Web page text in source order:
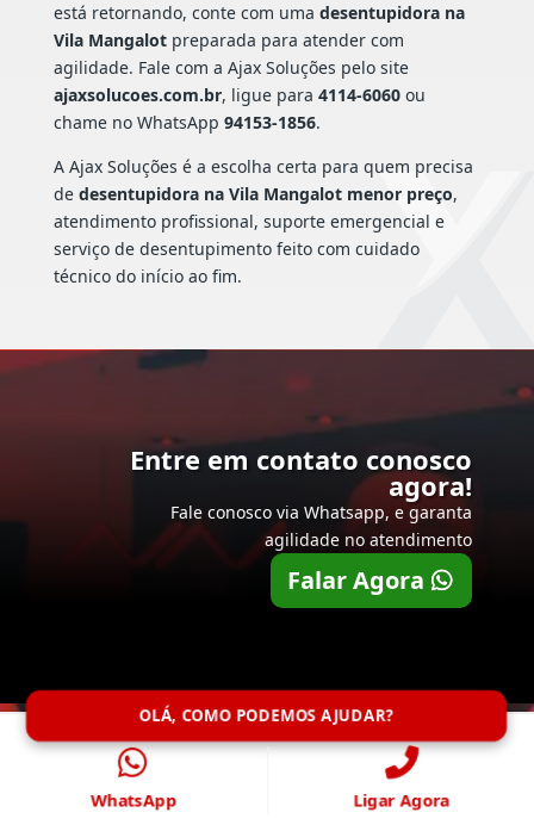
está retornando, conte com uma desentupidora na
Vila Mangalotpreparada para atender com
agilidade. Fale com a Ajax Soluções pelo site
ajaxsolucoes.com.br, ligue para 4114-6060ou
chame no WhatsApp 94153-1856.
A Ajax Soluções é a escolha certa para quem precisa
de desentupidora na Vila Mangalot menor preço,
atendimento profissional, suporte emergencial e
serviço de desentupimento feito com cuidado
técnico do início ao fim.
Entre em contato conosco
agora!
Fale conosco via Whatsapp, e garanta
agilidade no atendimento
Falar Agora
OLÁ, COMO PODEMOS AJUDAR?
WhatsApp Ligar Agora